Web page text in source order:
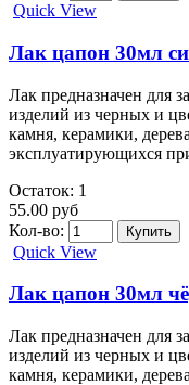
Quick View
Лак цапон 30мл
Лак предназначен для
изделий из черных и
камня, керамики,
эксплуатирующихся
Остаток: 1
55.00 руб
Кол-во:
Quick View
Лак цапон 30мл
Лак предназначен для
изделий из черных и
камня, керамики,